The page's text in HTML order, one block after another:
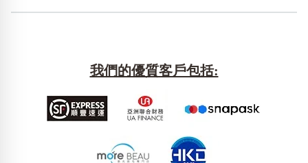
我們的優質客戶包括: